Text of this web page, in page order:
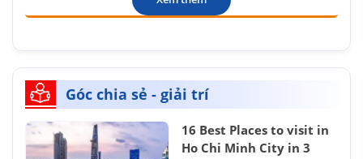
Góc chia sẻ - giải trí
16 Best Places to visit in
Ho Chi Minh City in 3